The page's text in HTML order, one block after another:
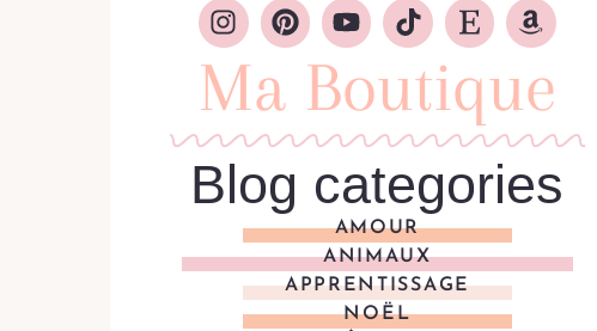
Ma Boutique
Blog categories
AMOUR
ANIMAUX
APPRENTISSAGE
NOËL